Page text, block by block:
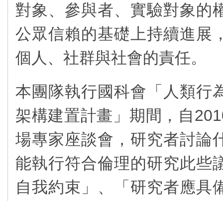
對象、參與者、實驗對象的
公眾信賴的基礎上持續進展
個人、社群與社會的責任。
本團隊執行國科會「人類行
架構建置計畫」期間，自
場專家座談會，研究者討論
能執行符合倫理的研究此些
自我約束」、「研究者應具